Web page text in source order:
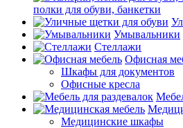
полки для обуви, банкетки
Умывальники
Стеллажи
Офисная
Шкафы для документов
Офисные кресла
Медицинские шкафы